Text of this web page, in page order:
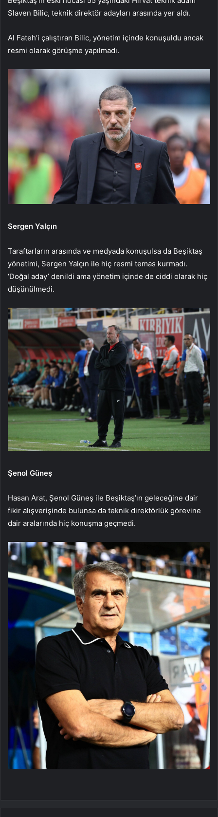
Slaven Bilic, teknik direktör adayları arasında yer aldı.
Al Fateh’i çalıştıran Bilic, yönetim içinde konuşuldu ancak
resmi olarak görüşme yapılmadı.
Sergen Yalçın
Taraftarların arasında ve medyada konuşulsa da Beşiktaş
yönetimi, Sergen Yalçın ile hiç resmi temas kurmadı.
‘Doğal aday’ denildi ama yönetim içinde de ciddi olarak hiç
düşünülmedi.
Şenol Güneş
Hasan Arat, Şenol Güneş ile Beşiktaş’ın geleceğine dair
fikir alışverişinde bulunsa da teknik direktörlük görevine
dair aralarında hiç konuşma geçmedi.